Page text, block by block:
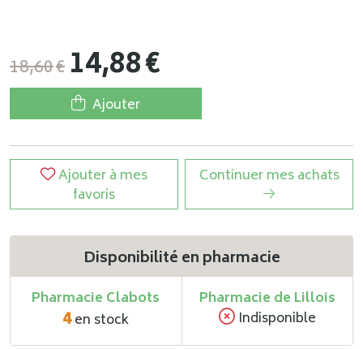
18,60€ 14,88€
Ajouter
Ajouter à mes
favoris
Continuer mes achats
Disponibilité en pharmacie
Pharmacie Clabots
4en stock
Pharmacie de Lillois
Indisponible